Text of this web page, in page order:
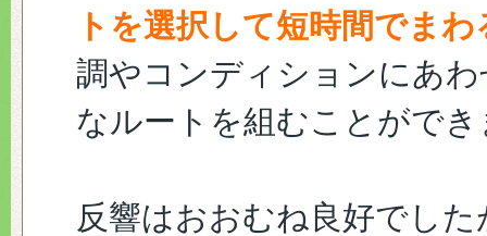
トを選択して短時間でまわ
調やコンディションにあ
なルートを組むことができ
反響はおおむね良好でした